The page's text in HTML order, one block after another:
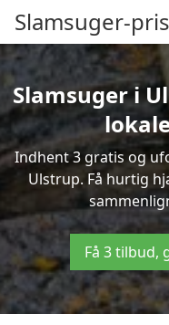
Slamsuger-
Slamsuger i
Indhent 3 gratis og
Ulstrup. Få hurtig
Få 3 tilbud,